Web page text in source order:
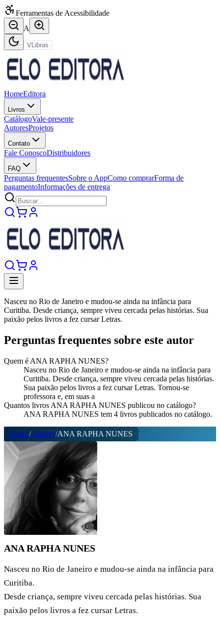
Ferramentas de Acessibilidade
A
VLibras
HomeEditora
Livros
CatálogoVale-presente
AutoresProjetos
Contato
Fale ConoscoDistribuidores
FAQ
Perguntas frequentesSobre o AppComo comprarForma de
pagamentoInformações de entrega
Nasceu no Rio de Janeiro e mudou-se ainda na infância para
Curitiba. Desde criança, sempre viveu cercada pelas histórias. Sua
paixão pelos livros a fez cursar Letras.
Perguntas frequentes sobre este autor
Quem é ANA RAPHA NUNES?
Nasceu no Rio de Janeiro e mudou-se ainda na infância para
Curitiba. Desde criança, sempre viveu cercada pelas histórias.
Sua paixão pelos livros a fez cursar Letras. Tornou-se
professora e, em suas a
Quantos livros ANA RAPHA NUNES publicou no catálogo?
ANA RAPHA NUNES tem 4 livros publicados no catálogo.
Home/Autores/ANA RAPHA NUNES
ANA RAPHA NUNES
Nasceu no Rio de Janeiro e mudou-se ainda na infância para
Curitiba.
Desde criança, sempre viveu cercada pelas histórias. Sua
paixão pelos livros a fez cursar Letras.